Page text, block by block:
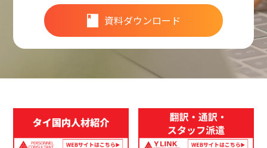
資料ダウンロード